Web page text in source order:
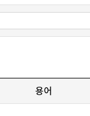
용어